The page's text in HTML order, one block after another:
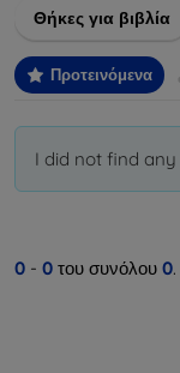
και τη διάρκεια
Θήκες για βιβλία
Προτεινόμενα
I did not find
0 - 0 του συνόλου 0.